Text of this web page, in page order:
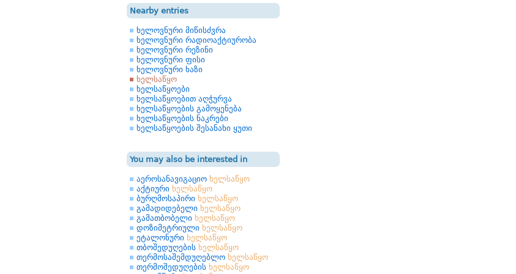
Nearby entries
ხელოვნური მიწისძვრა
ხელოვნური რადიოაქტიურობა
ხელოვნური რეზინი
ხელოვნური ფისი
ხელოვნური ხაზი
ხელსაწყო
ხელსაწყოები
ხელსაწყოებით აღჭურვა
ხელსაწყოების გამოყენება
ხელსაწყოების ნაკრები
ხელსაწყოების შესანახი ყუთი
You may also be interested in
აეროსანავიგაციო ხელსაწყო
აქტიური ხელსაწყო
ბურღმოსაპირი ხელსაწყო
გამადიდებელი ხელსაწყო
გამათბობელი ხელსაწყო
დოზიმეტრიული ხელსაწყო
ეტალონური ხელსაწყო
თბოშედუღების ხელსაწყო
თერმოსაშემდუღებლო ხელსაწყო
თერმოშედუღების ხელსაწყო